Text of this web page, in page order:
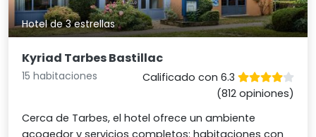
Hotel de 3 estrellas
Kyriad Tarbes Bastillac
15 habitaciones
Calificado con 6.3
(812 opiniones)
Cerca de Tarbes, el hotel ofrece un ambiente
acogedor y servicios completos: habitaciones con